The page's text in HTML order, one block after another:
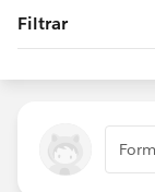
Filtrar